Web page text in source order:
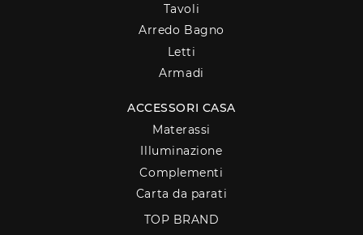
Tavoli
Arredo Bagno
Letti
Armadi
ACCESSORI CASA
Materassi
Illuminazione
Complementi
Carta da parati
TOP BRAND